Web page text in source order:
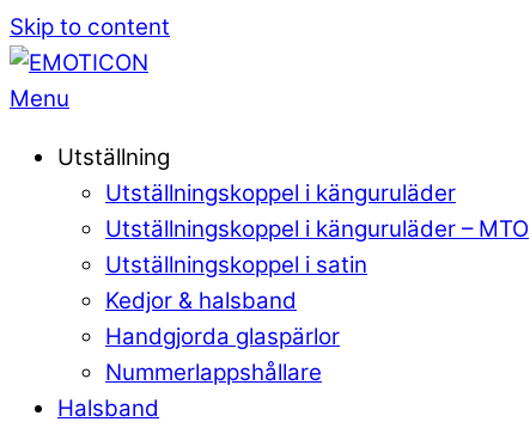
Skip to content
Menu
Utställning
Utställningskoppel i känguruläder
Utställningskoppel i känguruläder – MTO
Utställningskoppel i satin
Kedjor & halsband
Handgjorda glaspärlor
Nummerlappshållare
Halsband